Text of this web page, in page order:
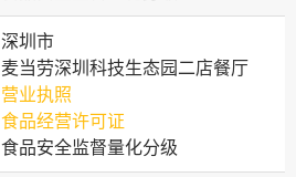
深圳市
麦当劳深圳科技生态园二店餐厅
营业执照
食品经营许可证
食品安全监督量化分级